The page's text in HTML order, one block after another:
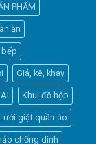
PHẨM
ăn
bếp
Giá, kệ, khay
Khui đồ hộp
giặt quần áo
chống dính